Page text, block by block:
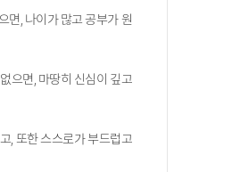
면, 나이가 많고 공부가 원
으면, 마땅히 신심이 깊고
, 또한 스스로가 부드럽고